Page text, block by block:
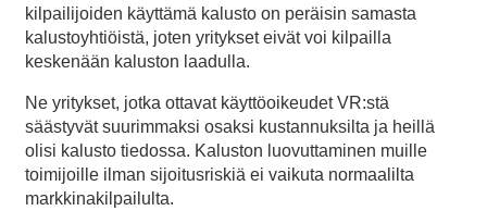
kilpailijoiden käyttämä kalusto on peräisin samasta
kalustoyhtiöistä, joten yritykset eivät voi kilpailla
keskenään kaluston laadulla.
Ne yritykset, jotka ottavat käyttöoikeudet VR:stä
säästyvät suurimmaksi osaksi kustannuksilta ja heillä
olisi kalusto tiedossa. Kaluston luovuttaminen muille
toimijoille ilman sijoitusriskiä ei vaikuta normaalilta
markkinakilpailulta.